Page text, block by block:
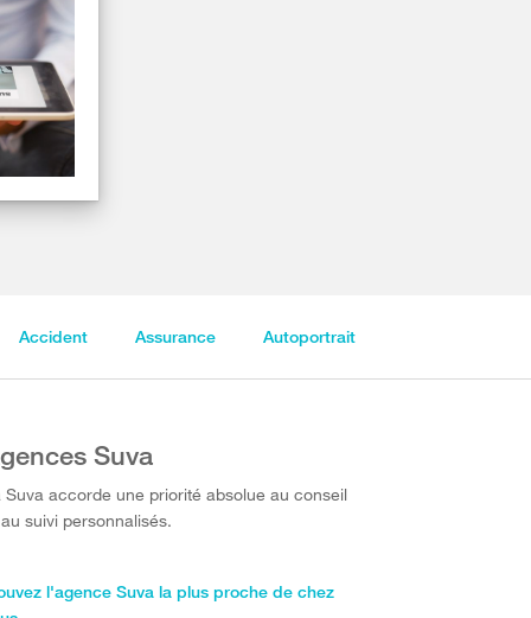
Accident Assurance Autoportrait
Suva
Suva accorde une priorité absolue au conseil
suivi personnalisés.
l'agence Suva la plus proche de chez